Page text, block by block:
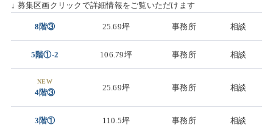
↓ 募集区画クリックで詳細情報をご覧いただけます
8階③ 25.69坪 事務所 相談
5階①-2 106.79坪 事務所 相談
NEW
4階③
25.69坪 事務所 相談
3階① 110.5坪 事務所 相談